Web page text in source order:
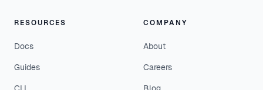
RESOURCES
Docs
Guides
COMPANY
About
Careers